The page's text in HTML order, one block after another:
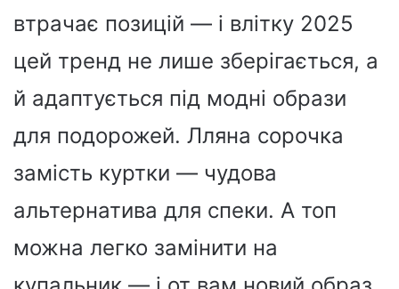
втрачає позицій — і влітку 2025
цей тренд не лише зберігається, а
й адаптується під модні образи
для подорожей. Лляна сорочка
замість куртки — чудова
альтернатива для спеки. А топ
можна легко замінити на